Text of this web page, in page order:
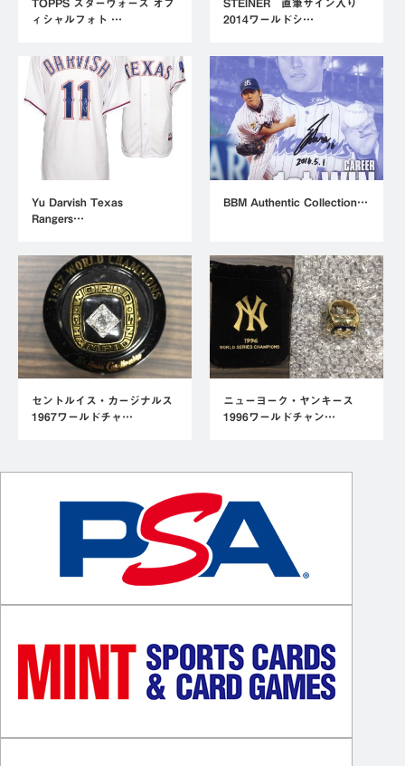
TOPPS スターウォーズ オフ
ィシャルフォト …
STEINER 直筆サイン入り
2014ワールドシ…
Yu Darvish Texas
Rangers…
BBM Authentic Collection…
セントルイス・カージナルス
1967ワールドチャ…
ニューヨーク・ヤンキース
1996ワールドチャン…